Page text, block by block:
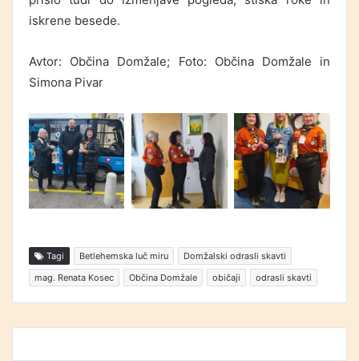
iskrene besede.
Avtor: Občina Domžale; Foto: Občina Domžale in
Simona Pivar
Tagi Betlehemska luč miru
Domžalski odrasli skavti
mag. Renata Kosec
Občina Domžale običaji odrasli skavti